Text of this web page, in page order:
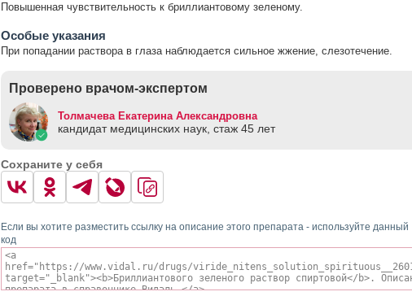
Повышенная чувствительность к бриллиантовому зеленому.
Особые указания
При попадании раствора в глаза наблюдается сильное жжение, слезотечение.
Проверено врачом-экспертом
Толмачева Екатерина Александровна
кандидат медицинских наук, стаж 45 лет
Сохраните у себя
Если вы хотите разместить ссылку на описание этого препарата - используйте данный
код